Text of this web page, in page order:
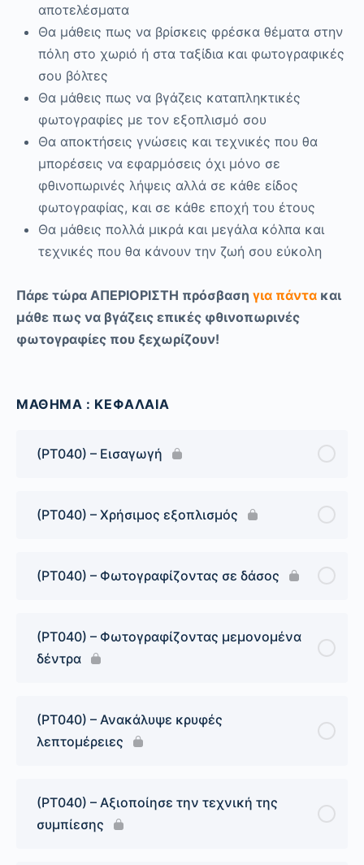
αποτελέσματα
Θα μάθεις πως να βρίσκεις φρέσκα θέματα στην
πόλη στο χωριό ή στα ταξίδια και φωτογραφικές
σου βόλτες
Θα μάθεις πως να βγάζεις καταπληκτικές
φωτογραφίες με τον εξοπλισμό σου
Θα αποκτήσεις γνώσεις και τεχνικές που θα
μπορέσεις να εφαρμόσεις όχι μόνο σε
φθινοπωρινές λήψεις αλλά σε κάθε είδος
φωτογραφίας, και σε κάθε εποχή του έτους
Θα μάθεις πολλά μικρά και μεγάλα κόλπα και
τεχνικές που θα κάνουν την ζωή σου εύκολη
Πάρε τώρα ΑΠΕΡΙΟΡΙΣΤΗ πρόσβαση για πάντα και
μάθε πως να βγάζεις επικές φθινοπωρινές
φωτογραφίες που ξεχωρίζουν!
ΜΑΘΗΜΑ : ΚΕΦΑΛΑΙΑ
(PT040) – Εισαγωγή
(PT040) – Χρήσιμος εξοπλισμός
(PT040) – Φωτογραφίζοντας σε δάσος
(PT040) – Φωτογραφίζοντας μεμονομένα
δέντρα
(PT040) – Ανακάλυψε κρυφές
λεπτομέρειες
(PT040) – Αξιοποίησε την τεχνική της
συμπίεσης